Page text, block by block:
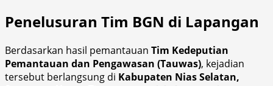
Penelusuran Tim BGN di Lapangan
Berdasarkan hasil pemantauan Tim Kedeputian
Pemantauan dan Pengawasan (Tauwas), kejadian
tersebut berlangsung di Kabupaten Nias Selatan,